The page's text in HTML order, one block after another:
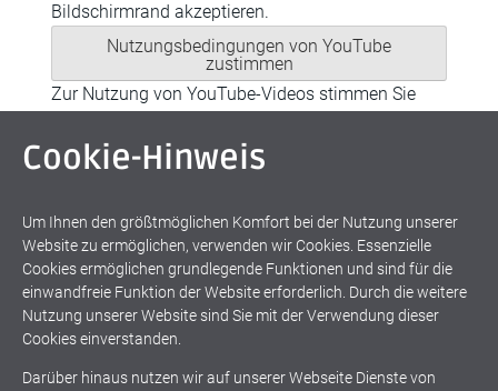
Bildschirmrand akzeptieren.
Nutzungsbedingungen von YouTube
zustimmen
Zur Nutzung von YouTube-Videos stimmen Sie
können Ihre Zustimmung dauerhaft speichern,
indem Sie der Cookie-Kategorie „Onlinedienst“ in
Bildschirmrand akzeptieren.
Nutzungsbedingungen von YouTube
zustimmen
Zur Nutzung von YouTube-Videos stimmen Sie
bitte unserenDatenschutzbestimmungen
Cookie-Hinweis
Um Ihnen den größtmöglichen Komfort bei der Nutzung unserer
Website zu ermöglichen, verwenden wir Cookies. Essenzielle
Cookies ermöglichen grundlegende Funktionen und sind für die
einwandfreie Funktion der Website erforderlich. Durch die weitere
Nutzung unserer Website sind Sie mit der Verwendung dieser
Cookies einverstanden.
Darüber hinaus nutzen wir auf unserer Webseite Dienste von